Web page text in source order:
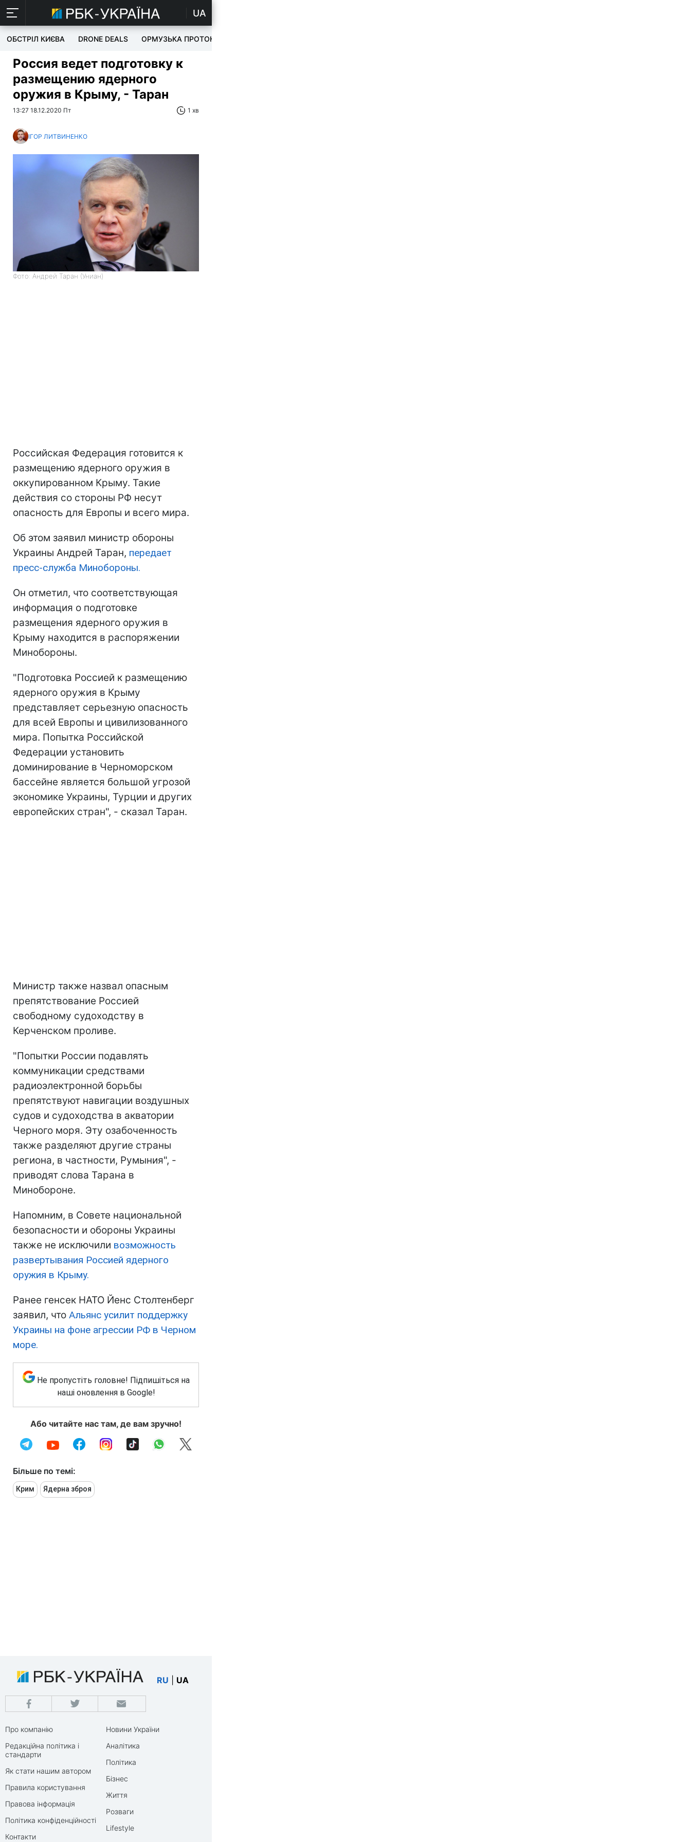
UA
ОБСТРІЛ КИЄВА DRONE DEALS ОРМУЗЬКА ПРОТОКА
Россия ведет подготовку к
размещению ядерного
оружия в Крыму, - Таран
13:27 18.12.2020 Пт 1 хв
ІГОР ЛИТВИНЕНКО
Фото: Андрей Таран (Униан)
Российская Федерация готовится к
размещению ядерного оружия в
оккупированном Крыму. Такие
действия со стороны РФ несут
опасность для Европы и всего мира.
Об этом заявил министр обороны
Украины Андрей Таран, передает
пресс-служба Минобороны.
Он отметил, что соответствующая
информация о подготовке
размещения ядерного оружия в
Крыму находится в распоряжении
Минобороны.
"Подготовка Россией к размещению
ядерного оружия в Крыму
представляет серьезную опасность
для всей Европы и цивилизованного
мира. Попытка Российской
Федерации установить
доминирование в Черноморском
бассейне является большой угрозой
экономике Украины, Турции и других
европейских стран", - сказал Таран.
Министр также назвал опасным
препятствование Россией
свободному судоходству в
Керченском проливе.
"Попытки России подавлять
коммуникации средствами
радиоэлектронной борьбы
препятствуют навигации воздушных
судов и судоходства в акватории
Черного моря. Эту озабоченность
также разделяют другие страны
региона, в частности, Румыния", -
приводят слова Тарана в
Минобороне.
Напомним, в Совете национальной
безопасности и обороны Украины
также не исключили возможность
развертывания Россией ядерного
оружия в Крыму.
Ранее генсек НАТО Йенс Столтенберг
заявил, что Альянс усилит поддержку
Украины на фоне агрессии РФ в Черном
море.
Не пропустіть головне! Підпишіться на
наші оновлення в Google!
Або читайте нас там, де вам зручно!
Більше по темі:
Крим Ядерна зброя
RU UA
Про компанію
Редакційна політика і
стандарти
Як стати нашим автором
Правила користування
Правова інформація
Політика конфіденційності
Контакти
Новини України
Аналітика
Політика
Бізнес
Життя
Розваги
Lifestyle